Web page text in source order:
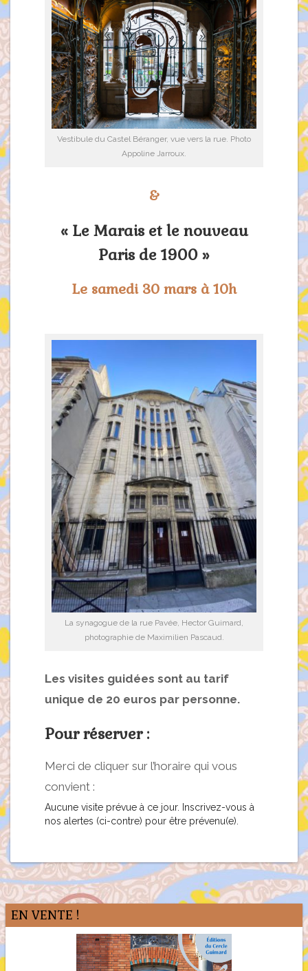
Vestibule du Castel Béranger, vue vers la rue. Photo
Appoline Jarroux.
&
« Le Marais et le nouveau
Paris de 1900 »
Le samedi 30 mars à 10h
La synagogue de la rue Pavée, Hector Guimard,
photographie de Maximilien Pascaud.
Les visites guidées sont au tarif
unique de 20 euros par personne.
Pour réserver :
Merci de cliquer sur l’horaire qui vous
convient :
Aucune visite prévue à ce jour. Inscrivez-vous à
nos alertes (ci-contre) pour être prévenu(e).
EN VENTE !